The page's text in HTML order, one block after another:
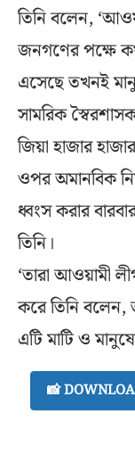
তিনি বলেন,
জনগণের পক্ষে
এসেছে তখনই
সামরিক
জিয়া হাজার
ওপর অমানবিক
ধ্বংস করার
তিনি।
‘তারা আওয়ামী
করে তিনি বলেন,
এটি মাটি ও
📸